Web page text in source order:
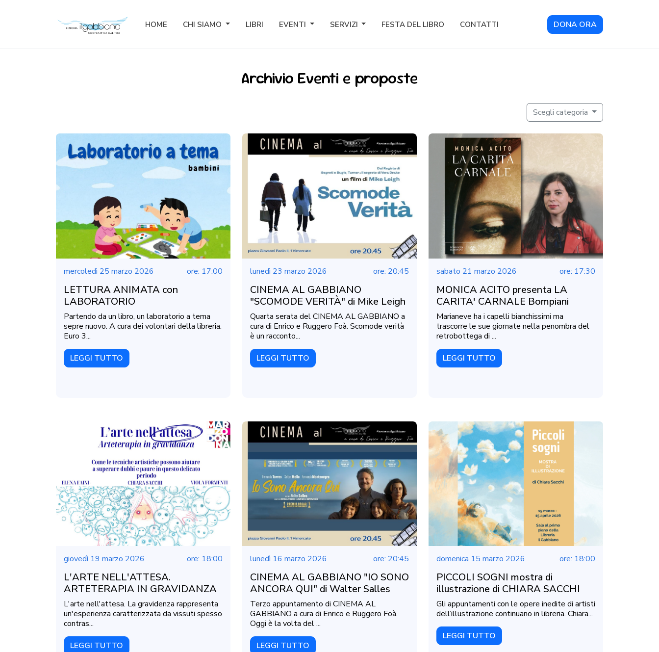
HOME CHI SIAMO LIBRI EVENTI SERVIZI FESTA DEL LIBRO CONTATTI DONA ORA
Archivio Eventi e proposte
Scegli categoria
mercoledì 25 marzo 2026 ore: 17:00
LETTURA ANIMATA con
LABORATORIO
Partendo da un libro, un laboratorio a tema
sepre nuovo. A cura dei volontari della libreria.
Euro 3...
LEGGI TUTTO
lunedì 23 marzo 2026 ore: 20:45
CINEMA AL GABBIANO
"SCOMODE VERITÀ" di Mike Leigh
Quarta serata del CINEMA AL GABBIANO a
cura di Enrico e Ruggero Foà. Scomode verità
è un racconto...
LEGGI TUTTO
sabato 21 marzo 2026 ore: 17:30
MONICA ACITO presenta LA
CARITA' CARNALE Bompiani
Marianeve ha i capelli bianchissimi ma
trascorre le sue giornate nella penombra del
retrobottega di ...
LEGGI TUTTO
giovedì 19 marzo 2026 ore: 18:00
L'ARTE NELL'ATTESA.
ARTETERAPIA IN GRAVIDANZA
L'arte nell'attesa. La gravidenza rappresenta
un'esperienza caratterizzata da vissuti spesso
contras...
LEGGI TUTTO
lunedì 16 marzo 2026 ore: 20:45
CINEMA AL GABBIANO "IO SONO
ANCORA QUI" di Walter Salles
Terzo appuntamento di CINEMA AL
GABBIANO a cura di Enrico e Ruggero Foà.
Oggi è la volta del ...
LEGGI TUTTO
domenica 15 marzo 2026 ore: 18:00
PICCOLI SOGNI mostra di
illustrazione di CHIARA SACCHI
Gli appuntamenti con le opere inedite di artisti
dell’illustrazione continuano in libreria. Chiara...
LEGGI TUTTO